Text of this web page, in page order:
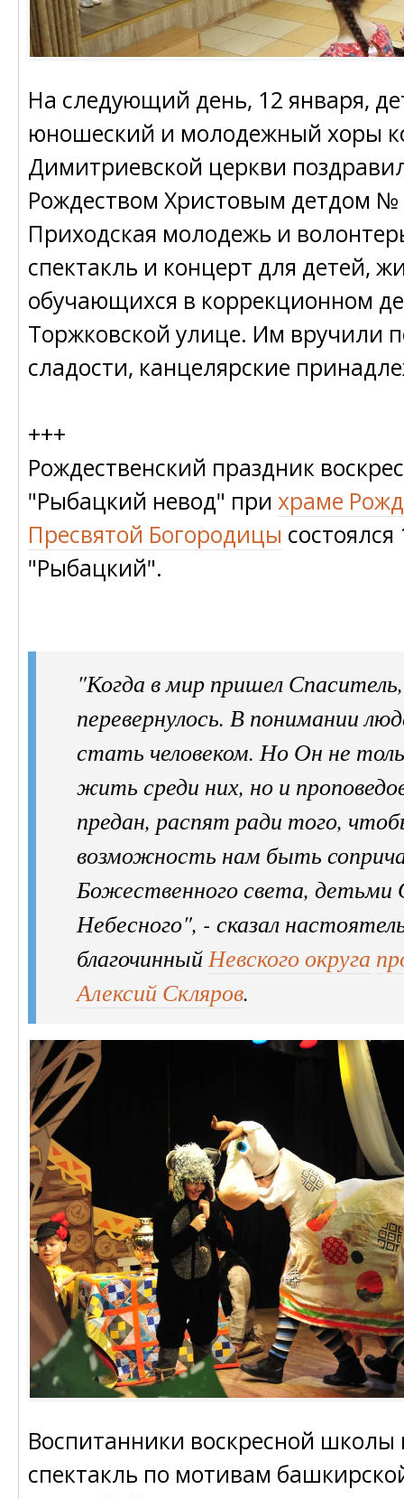
На следующий день, 12 января,
юношеский и молодежный хоры
Димитриевской церкви
Рождеством Христовым детдом №
Приходская молодежь и
спектакль и концерт для детей,
обучающихся в коррекционном
Торжковской улице. Им вручили
сладости, канцелярские
+++
Рождественский праздник
"Рыбацкий невод" при храме
Пресвятой Богородицы
"Рыбацкий".
"Когда в мир пришел
перевернулось. В понимании
стать человеком. Но Он не
жить среди них, но и
предан, распят ради того,
возможность нам быть
Божественного света,
Небесного", - сказал
благочинныйНевского округа
Алексий Скляров.
Воспитанники воскресной школы
спектакль по мотивам